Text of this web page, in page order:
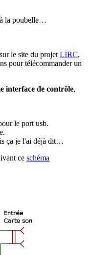
la poubelle…
le site du projet LIRC,
pour télécommander un
interface de contrôle,
le port usb.
ça je l'ai déjà dit…
ce schéma